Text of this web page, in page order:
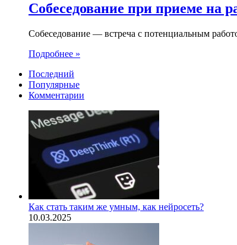
Собеседование при приеме на
Собеседование — встреча с потенциальным
Подробнее »
Последний
Популярные
Комментарии
Как стать таким же умным, как нейросеть?
10.03.2025